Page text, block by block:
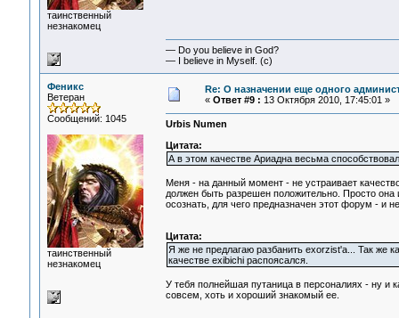
таинственный
незнакомец
— Do you believe in God?
— I believe in Myself. (c)
Феникс
Ветеран
Сообщений: 1045
таинственный
незнакомец
Re: О назначении еще одного
« Ответ #9 : 13 Октября 2010, 17:45:01 »
Urbis Numen
Цитата:
А в этом качестве Ариадна весьма
Меня - на данный момент - не устраивает
должен быть разрешен положительно. Просто
осознать, для чего предназначен этот форум - и
Цитата:
Я же не предлагаю разбанить exorzist'а... Так же
качестве exibichi распоясался.
У тебя полнейшая путаница в персоналиях - ну и
совсем, хоть и хороший знакомый ее.